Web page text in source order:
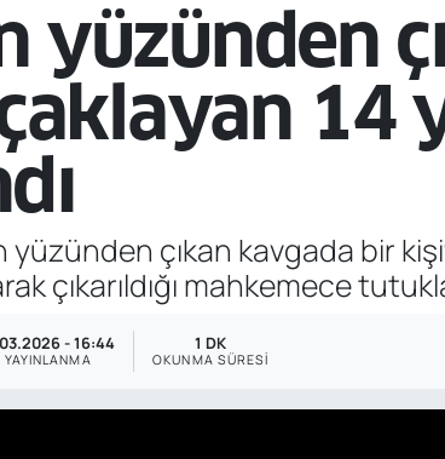
yüzünden
14
yüzünden çıkan kavgada bir
çıkarıldığı mahkemece
- 16:44
YAYINLANMA
1 DK
OKUNMA SÜRESI